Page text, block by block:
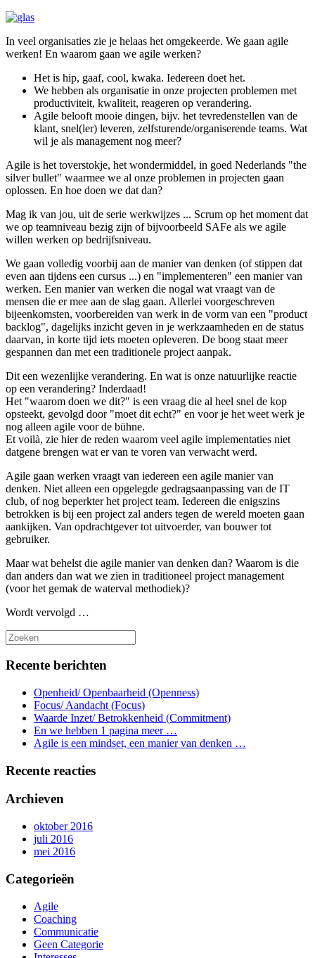
In veel organisaties zie je helaas het omgekeerde. We gaan agile
werken! En waarom gaan we agile werken?
Het is hip, gaaf, cool, kwaka. Iedereen doet het.
We hebben als organisatie in onze projecten problemen met
productiviteit, kwaliteit, reageren op verandering.
Agile belooft mooie dingen, bijv. het tevredenstellen van de
klant, snel(ler) leveren, zelfsturende/organiserende teams. Wat
wil je als management nog meer?
Agile is het toverstokje, het wondermiddel, in goed Nederlands "the
silver bullet" waarmee we al onze problemen in projecten gaan
oplossen. En hoe doen we dat dan?
Mag ik van jou, uit de serie werkwijzes ... Scrum op het moment dat
we op teamniveau bezig zijn of bijvoorbeeld SAFe als we agile
willen werken op bedrijfsniveau.
We gaan volledig voorbij aan de manier van denken (of stippen dat
even aan tijdens een cursus ...) en "implementeren" een manier van
werken. Een manier van werken die nogal wat vraagt van de
mensen die er mee aan de slag gaan. Allerlei voorgeschreven
bijeenkomsten, voorbereiden van werk in de vorm van een "product
backlog", dagelijks inzicht geven in je werkzaamheden en de status
daarvan, in korte tijd iets moeten opleveren. De boog staat meer
gespannen dan met een traditionele project aanpak.
Dit een wezenlijke verandering. En wat is onze natuurlijke reactie
op een verandering? Inderdaad!
Het "waarom doen we dit?" is een vraag die al heel snel de kop
opsteekt, gevolgd door "moet dit echt?" en voor je het weet werk je
nog alleen agile voor de bühne.
Et voilà, zie hier de reden waarom veel agile implementaties niet
datgene brengen wat er van te voren van verwacht werd.
Agile gaan werken vraagt van iedereen een agile manier van
denken. Niet alleen een opgelegde gedragsaanpassing van de IT
club, of nog beperkter het project team. Iedereen die enigszins
betrokken is bij een project zal anders tegen de wereld moeten gaan
aankijken. Van opdrachtgever tot uitvoerder, van bouwer tot
gebruiker.
Maar wat behelst die agile manier van denken dan? Waarom is die
dan anders dan wat we zien in traditioneel project management
(voor het gemak de waterval methodiek)?
Wordt vervolgd …
Recente berichten
Openheid/ Openbaarheid (Openness)
Focus/ Aandacht (Focus)
Waarde Inzet/ Betrokkenheid (Commitment)
En we hebben 1 pagina meer …
Agile is een mindset, een manier van denken …
Recente reacties
Archieven
oktober 2016
juli 2016
mei 2016
Categorieën
Agile
Coaching
Communicatie
Geen Categorie